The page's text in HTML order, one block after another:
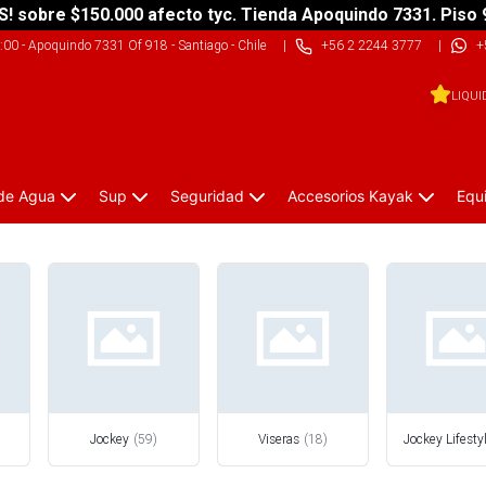
sobre $150.000 afecto tyc. Tienda Apoquindo 7331. Piso
- Apoquindo 7331 Of 918 - Santiago - Chile| +56 2 2244 3777 |
Agua Sup Seguridad Accesorios Kayak
Jockey (59) Viseras (18) Jockey